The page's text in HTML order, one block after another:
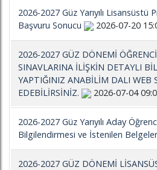
2026-2027 Güz Yarıyılı
Başvuru Sonucu
2026-07-20
2026-2027 GÜZ DÖNEMİ
SINAVLARINA İLİŞKİN DETAYLI
YAPTIĞINIZ ANABİLİM DALI WEB
EDEBİLİRSİNİZ.
2026-07-04
2026-2027 Güz Yarıyılı Aday
Bilgilendirmesi ve İstenilen
2026-2027 GÜZ DÖNEMİ